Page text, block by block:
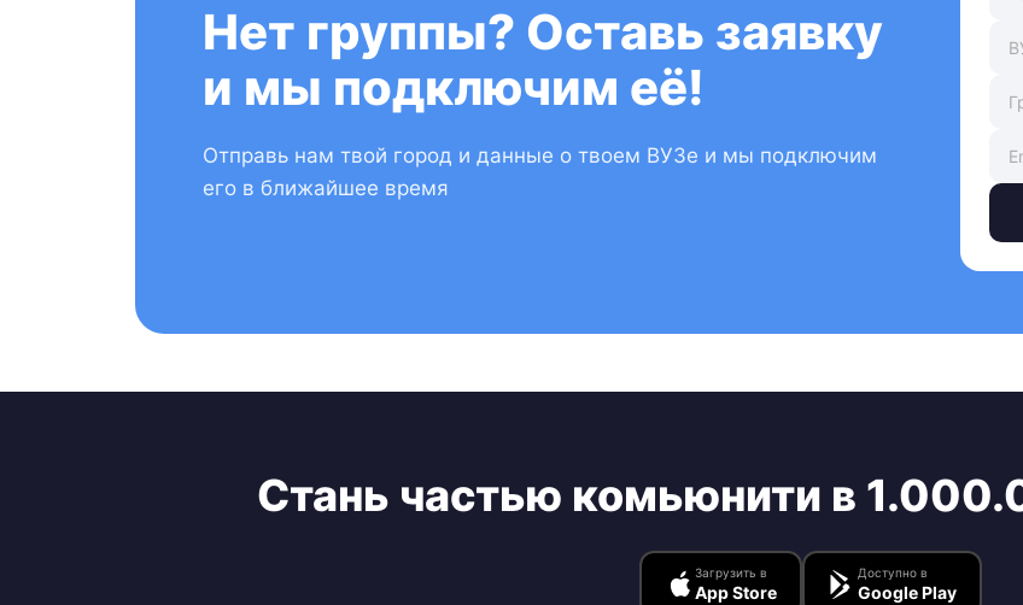
Нет группы? Оставь заявку
и мы подключим её!
Отправь нам твой город и данные о твоем ВУЗе и мы подключим
его в ближайшее время
Стань частью комьюнити в
Загрузить в
App Store
Доступно в
Google Play